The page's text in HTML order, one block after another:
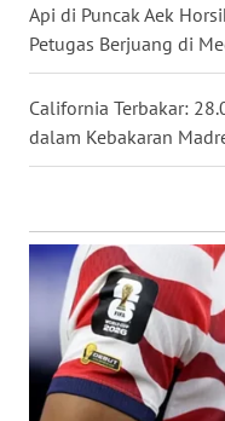
Api di Puncak Aek
Petugas Berjuang di
California Terbakar:
dalam Kebakaran
WN
DAIRI
WN
DANAU
TOBA
WN
NIAS
WN
LANGKAT
WN